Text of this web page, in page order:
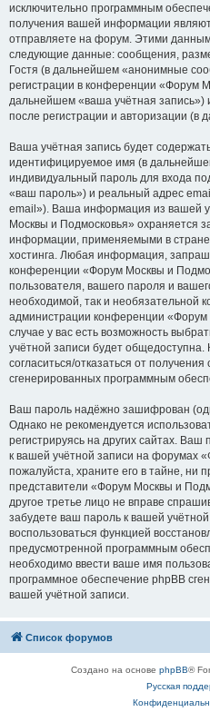
исключительно программным
получения вашей информации
отправляете на форум. Этими
следующие данные: сообщения,
Гостя (в дальнейшем «анонимные
регистрации в конференции «Форум
дальнейшем «ваша учётная
после регистрации и авторизации
Ваша учётная запись будет
идентифицируемое имя (в
индивидуальный пароль для входа
«ваш пароль») и реальный адрес
email»). Ваша информация из вашей
Москвы и Подмосковья» охраняется
информации, применяемыми в
хостинга. Любая информация,
конференции «Форум Москвы и
пользователя, вашего пароля и
необходимой, так и необязательной
администрации конференции
случае у вас есть возможность
учётной записи будет общедоступна.
согласиться/отказаться от
сгенерированных программным
Ваш пароль надёжно зашифрован
Однако не рекомендуется
регистрируясь на других сайтах.
к вашей учётной записи на форумах
пожалуйста, храните его в тайне, ни
представители «Форум Москвы и
другое третье лицо не вправе
забудете ваш пароль к вашей
воспользоваться функцией
предусмотренной программным
необходимо ввести ваше имя
программное обеспечение phpBB
вашей учётной записи.
Список форумов
Создано на основе phpBB®
Русская